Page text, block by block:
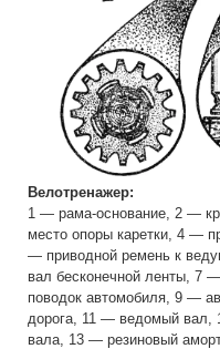
Велотренажер:
1 — рама-основание, 2 —
место опоры каретки, 4 —
— приводной ремень к
вал бесконечной ленты, 7
поводок автомобиля, 9 —
дорога, 11 — ведомый вал,
вала, 13 — резиновый